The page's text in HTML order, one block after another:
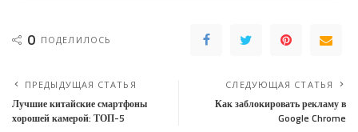
0 ПОДЕЛИЛОСЬ
ПРЕДЫДУЩАЯ СТАТЬЯ
Лучшие китайские смартфоны
хорошей камерой: ТОП-5
СЛЕДУЮЩАЯ СТАТЬЯ
Как заблокировать рекламу в
Google Chrome